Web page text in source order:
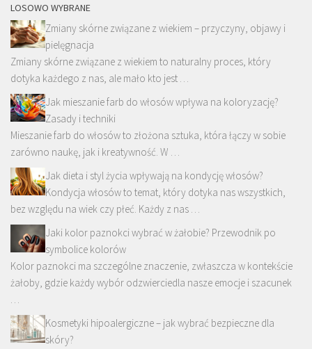
LOSOWO WYBRANE
Zmiany skórne związane z wiekiem – przyczyny, objawy i
pielęgnacja
Zmiany skórne związane z wiekiem to naturalny proces, który
dotyka każdego z nas, ale mało kto jest …
Jak mieszanie farb do włosów wpływa na koloryzację?
Zasady i techniki
Mieszanie farb do włosów to złożona sztuka, która łączy w sobie
zarówno naukę, jak i kreatywność. W …
Jak dieta i styl życia wpływają na kondycję włosów?
Kondycja włosów to temat, który dotyka nas wszystkich,
bez względu na wiek czy płeć. Każdy z nas …
Jaki kolor paznokci wybrać w żałobie? Przewodnik po
symbolice kolorów
Kolor paznokci ma szczególne znaczenie, zwłaszcza w kontekście
żałoby, gdzie każdy wybór odzwierciedla nasze emocje i szacunek
…
Kosmetyki hipoalergiczne – jak wybrać bezpieczne dla
skóry?